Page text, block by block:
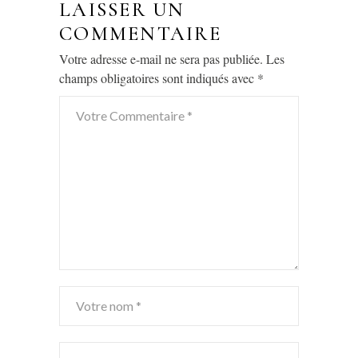
LAISSER UN
COMMENTAIRE
Votre adresse e-mail ne sera pas publiée. Les
champs obligatoires sont indiqués avec *